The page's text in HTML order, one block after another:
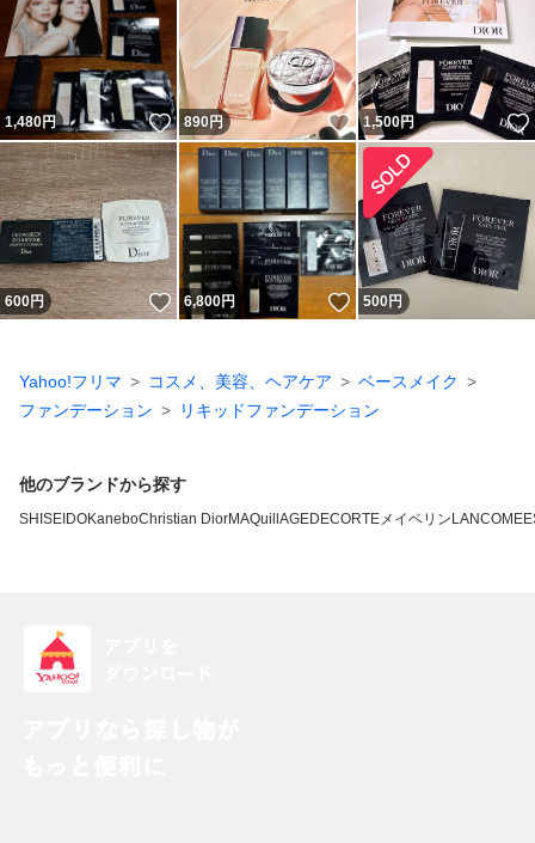
1,480円 いいね！
890円 いいね！
1,500円
600円 いいね！
6,800円 いいね！
500円
Yahoo!フリマ コスメ、美容、ヘアケア
ベースメイク
ファンデーション
リキッドファンデーション
他のブランドから探す
SHISEIDOKaneboChristian DiorMAQuillAGEDECORTEメイベリン LANCOME